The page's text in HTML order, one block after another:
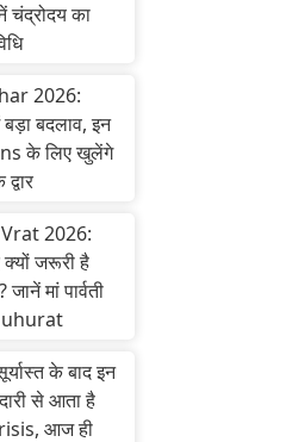
चंद्रोदय का
2026:
बदलाव, इन
के लिए खुलेंगे
2026:
क्यों जरूरी है
मां पार्वती
के बाद इन
से आता है
आज ही